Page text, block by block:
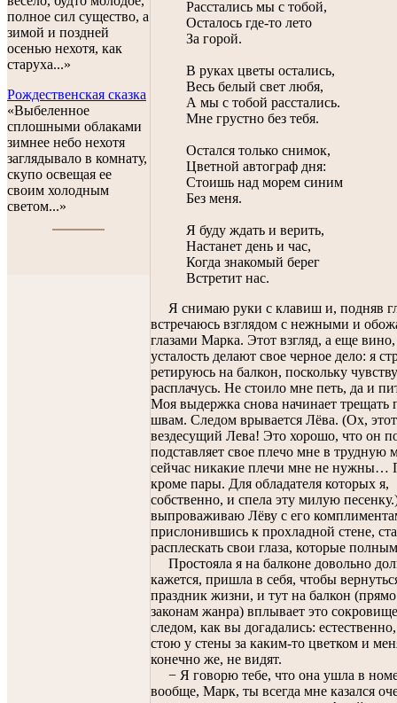
полное сил существо, а
зимой и поздней
осенью нехотя, как
старуха...»
Рождественская сказка
«Выбеленное
сплошными облаками
зимнее небо нехотя
заглядывало в комнату,
скупо освещая ее
своим холодным
светом...»
Расстались мы с тобой,
Осталось где-то лето
За горой.
В руках цветы остались,
Весь белый свет любя,
А мы с тобой расстались.
Мне грустно без тебя.
Остался только снимок,
Цветной автограф дня:
Стоишь над морем синим
Без меня.
Я буду ждать и верить,
Настанет день и час,
Когда знакомый берег
Встретит нас.
Я снимаю руки с клавиш и, подняв
встречаюсь взглядом с нежными и
глазами Марка. Этот взгляд, а еще
усталость делают свое черное дело: я
ретируюсь на балкон, поскольку
расплачусь. Не стоило мне петь, да и
Моя выдержка снова начинает трещать
швам. Следом врывается Лёва. (Ох, этот
вездесущий Лева! Это хорошо, что он
подставляет свое плечо мне в трудную
сейчас никакие плечи мне не нужны…
кроме пары. Для обладателя которых я,
собственно, и спела эту милую
выпроваживаю Лёву с его
прислонившись к прохладной стене,
расплескать свои глаза, которые
Простояла я на балконе довольно
кажется, пришла в себя, чтобы
праздник жизни, и тут на балкон
законам жанра) вплывает это
следом, как вы догадались:
стою у стены за каким-то цветком и
конечно же, не видят.
− Я говорю тебе, что она ушла в
вообще, Марк, ты всегда мне казался